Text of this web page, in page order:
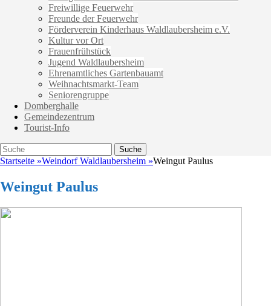
Freiwillige Feuerwehr
Freunde der Feuerwehr
Förderverein Kinderhaus Waldlaubersheim e.V.
Kultur vor Ort
Frauenfrühstück
Jugend Waldlaubersheim
Ehrenamtliches Gartenbauamt
Weihnachtsmarkt-Team
Seniorengruppe
Domberghalle
Gemeindezentrum
Tourist-Info
Suche
Suche
nach:
Startseite »Weindorf Waldlaubersheim »Weingut Paulus
Weingut Paulus